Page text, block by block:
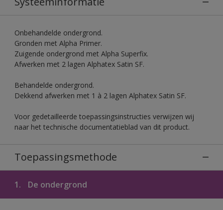
Onbehandelde ondergrond.
Gronden met Alpha Primer.
Zuigende ondergrond met Alpha Superfix.
Afwerken met 2 lagen Alphatex Satin SF.
Behandelde ondergrond.
Dekkend afwerken met 1 à 2 lagen Alphatex Satin SF.
Voor gedetailleerde toepassingsinstructies verwijzen wij
naar het technische documentatieblad van dit product.
Toepassingsmethode
1. De ondergrond